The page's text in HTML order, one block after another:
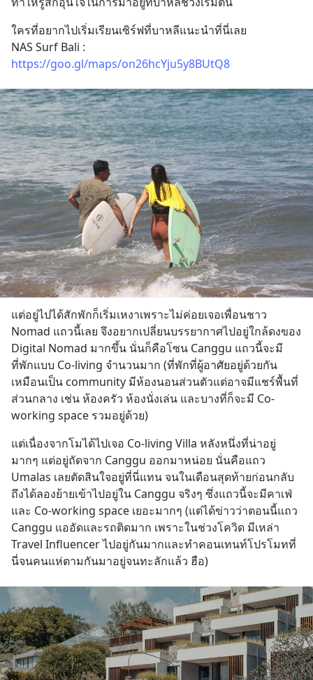
ใครที่อยากไปเริ่มเรียนเซิร์ฟที่บาหลีแนะนำที่นี่เลย
https://goo.gl/maps/on26hcYju5y8BUtQ8
แต่อยู่ไปได้สักพักก็เริ่มเหงาเพราะไม่ค่อยเจอเพื่อนชาว
Nomad แถวนี้เลย จึงอยากเปลี่ยนบรรยากาศไปอยู่ใกล้ดงของ
Digital Nomad มากขึ้น นั่นก็คือโซน Canggu แถวนี้จะมี
ที่พักแบบ Co-living จำนวนมาก (ที่พักที่ผู้อาศัยอยู่ด้วยกัน
เหมือนเป็น community มีห้องนอนส่วนตัวแต่อาจมีแชร์พื้นที่
ส่วนกลาง เช่น ห้องครัว ห้องนั่งเล่น และบางที่ก็จะมี Co-
working space รวมอยู่ด้วย)
แต่เนื่องจากโมได้ไปเจอ Co-living Villa หลังหนึ่งที่น่าอยู่
มากๆ แต่อยู่ถัดจาก Canggu ออกมาหน่อย นั่นคือแถว
Umalas เลยตัดสินใจอยู่ที่นี่แทน จนในเดือนสุดท้ายก่อนกลับ
ถึงได้ลองย้ายเข้าไปอยู่ใน Canggu จริงๆ ซึ่งแถวนี้จะมีคาเฟ่
และ Co-working space เยอะมากๆ (แต่ได้ข่าวว่าตอนนี้แถว
Canggu แออัดและรถติดมาก เพราะในช่วงโควิด มีเหล่า
Travel Influencer ไปอยู่กันมากและทำคอนเทนท์โปรโมทที่
นี่จนคนแห่ตามกันมาอยู่จนทะลักแล้ว ฮือ)